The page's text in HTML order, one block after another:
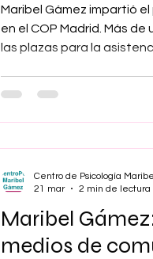
Maribel Gámez impartió
en el COP Madrid. Más
las plazas para la
herramienta tecnológica
madril
Maribel
medios de
Centro de Psicología
21 mar
2 min de lectura